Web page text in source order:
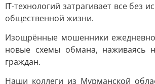
IT-технологий затрагивает все без
общественной жизни.
Изощрённые мошенники
новые схемы обмана, наживаясь
граждан.
Наши коллеги из Мурманской